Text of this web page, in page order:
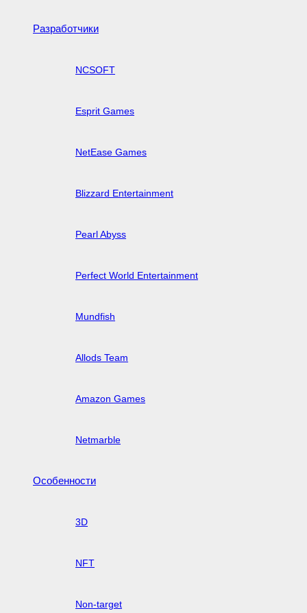
Разработчики
NCSOFT
Esprit Games
NetEase Games
Blizzard Entertainment
Pearl Abyss
Perfect World Entertainment
Mundfish
Allods Team
Amazon Games
Netmarble
Особенности
3D
NFT
Non-target